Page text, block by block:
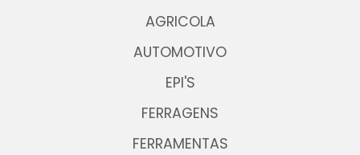
AGRICOLA
AUTOMOTIVO
EPI'S
FERRAGENS
FERRAMENTAS